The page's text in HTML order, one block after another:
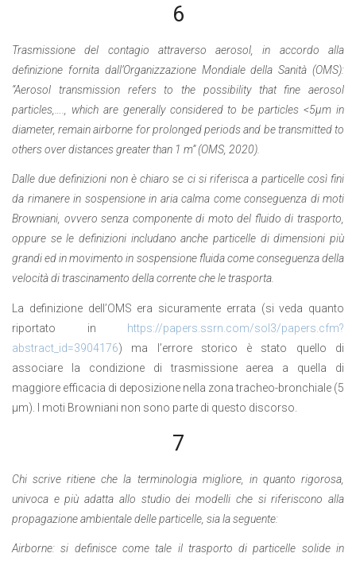
6
Trasmissione del contagio attraverso aerosol, in accordo alla
definizione fornita dall’Organizzazione Mondiale della Sanità (OMS):
“Aerosol transmission refers to the possibility that fine aerosol
particles,…., which are generally considered to be particles <5μm in
diameter, remain airborne for prolonged periods and be transmitted to
others over distances greater than 1 m” (OMS, 2020).
Dalle due definizioni non è chiaro se ci si riferisca a particelle così fini
da rimanere in sospensione in aria calma come conseguenza di moti
Browniani, ovvero senza componente di moto del fluido di trasporto,
oppure se le definizioni includano anche particelle di dimensioni più
grandi ed in movimento in sospensione fluida come conseguenza della
velocità di trascinamento della corrente che le trasporta.
La definizione dell’OMS era sicuramente errata (si veda quanto
riportato in
https://papers.ssrn.com/sol3/papers.cfm?
abstract_id=3904176) ma l’errore storico è stato quello di
associare la condizione di trasmissione aerea a quella di
maggiore efficacia di deposizione nella zona tracheo-bronchiale (5
µm). I moti Browniani non sono parte di questo discorso.
7
Chi scrive ritiene che la terminologia migliore, in quanto rigorosa,
univoca e più adatta allo studio dei modelli che si riferiscono alla
propagazione ambientale delle particelle, sia la seguente:
Airborne: si definisce come tale il trasporto di particelle solide in